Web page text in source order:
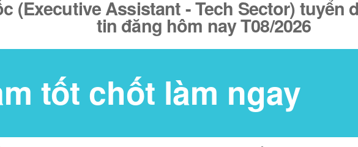
(Executive Assistant - Tech Sector)
tin đăng hôm nay T08/2026
tốt chốt làm ngay